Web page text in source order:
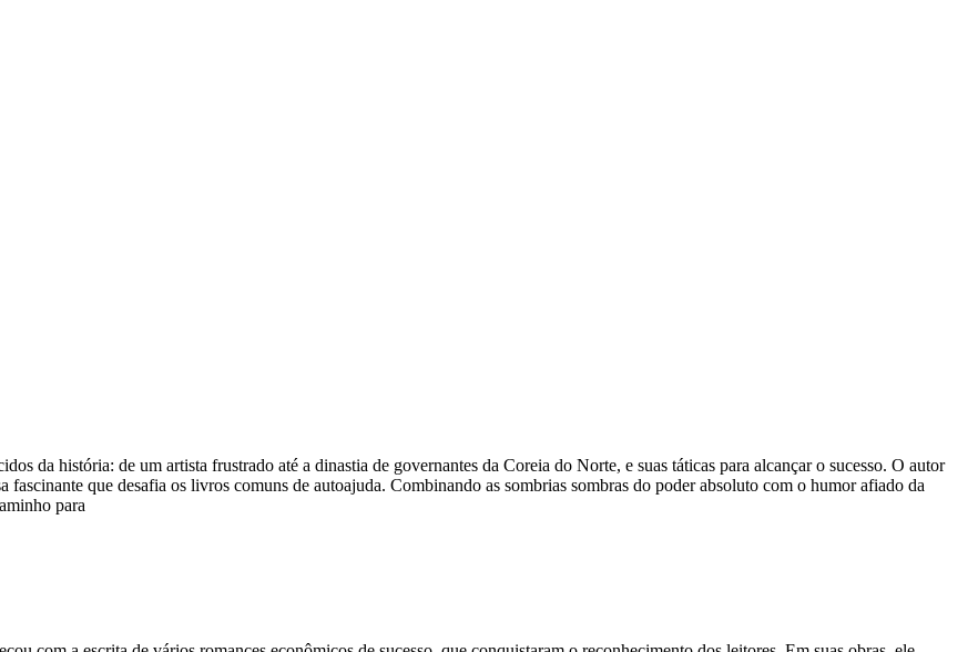
da história: de um artista frustrado até a dinastia de governantes da Coreia do Norte, e suas táticas para alcançar o sucesso. O autor
que desafia os livros comuns de autoajuda. Combinando as sombrias sombras do poder absoluto com o humor afiado da
para